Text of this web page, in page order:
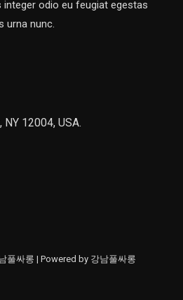
odio eu feugiat egestas
urna nunc.
12004, USA.
풀싸롱 | Powered by 강남풀싸롱